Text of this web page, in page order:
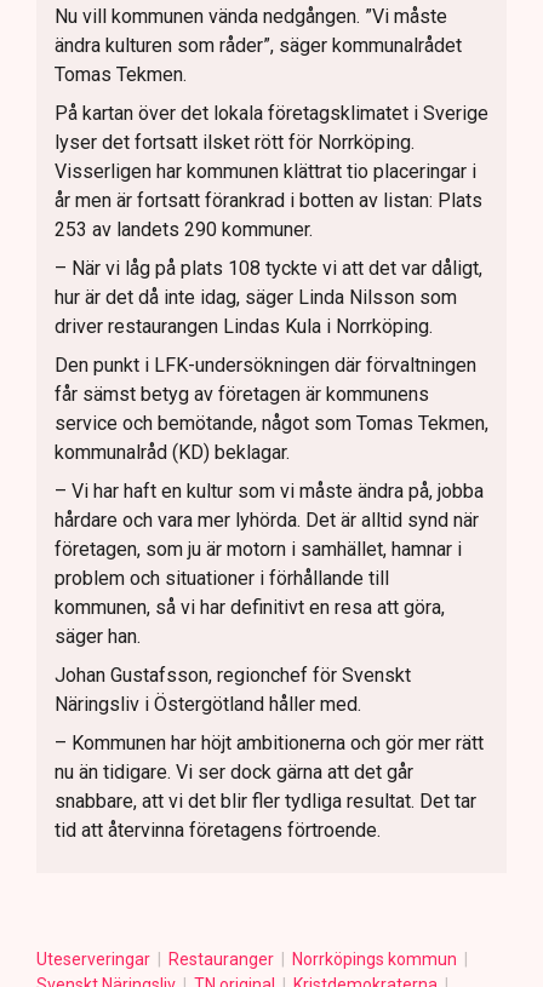
Nu vill kommunen vända nedgången. ”Vi måste
ändra kulturen som råder”, säger kommunalrådet
Tomas Tekmen.
På kartan över det lokala företagsklimatet i Sverige
lyser det fortsatt ilsket rött för Norrköping.
Visserligen har kommunen klättrat tio placeringar i
år men är fortsatt förankrad i botten av listan: Plats
253 av landets 290 kommuner.
– När vi låg på plats 108 tyckte vi att det var dåligt,
hur är det då inte idag, säger Linda Nilsson som
driver restaurangen Lindas Kula i Norrköping.
Den punkt i LFK-undersökningen där förvaltningen
får sämst betyg av företagen är kommunens
service och bemötande, något som Tomas Tekmen,
kommunalråd (KD) beklagar.
– Vi har haft en kultur som vi måste ändra på, jobba
hårdare och vara mer lyhörda. Det är alltid synd när
företagen, som ju är motorn i samhället, hamnar i
problem och situationer i förhållande till
kommunen, så vi har definitivt en resa att göra,
säger han.
Johan Gustafsson, regionchef för Svenskt
Näringsliv i Östergötland håller med.
– Kommunen har höjt ambitionerna och gör mer rätt
nu än tidigare. Vi ser dock gärna att det går
snabbare, att vi det blir fler tydliga resultat. Det tar
tid att återvinna företagens förtroende.
Uteserveringar Restauranger
Norrköpings kommun